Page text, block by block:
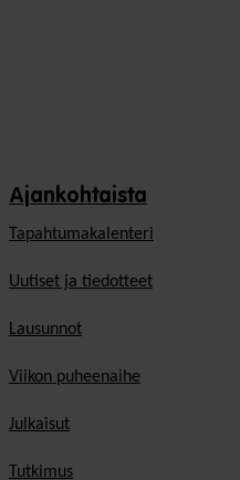
Ajankohtaista
Tapahtumakalenteri
Uutiset ja tiedotteet
Lausunnot
Viikon puheenaihe
Julkaisut
Tutkimus